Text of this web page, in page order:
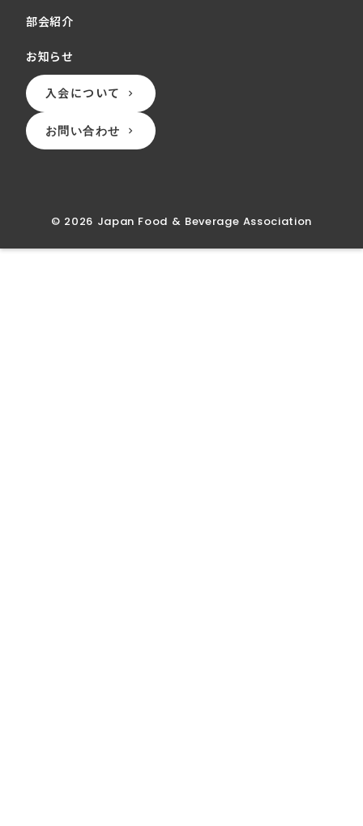
部会紹介
お知らせ
入会について keyboard_arrow_right
お問い合わせ keyboard_arrow_right
©︎ 2026 Japan Food & Beverage Association